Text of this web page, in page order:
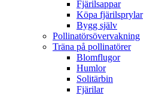
Fjärilsappar
Köpa fjärilsprylar
Bygg själv
Pollinatörsövervakning
Träna på pollinatörer
Blomflugor
Humlor
Solitärbin
Fjärilar